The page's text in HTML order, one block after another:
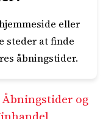
eller
steder at finde
åbningstider.
og